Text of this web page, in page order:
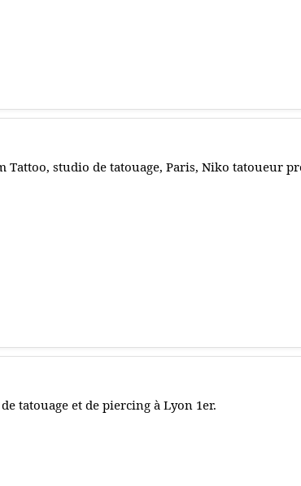
Tattoo, studio de tatouage, Paris, Niko tatoueur
tatouage et de piercing à Lyon 1er.